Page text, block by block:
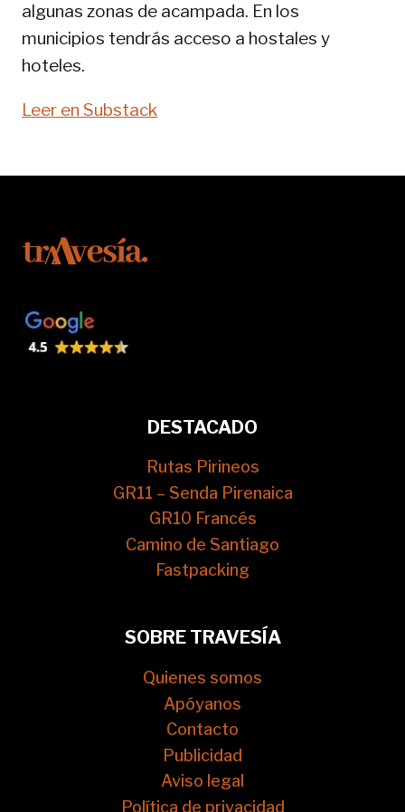
algunas zonas de acampada. En los
municipios tendrás acceso a hostales y
hoteles.
Leer en Substack
DESTACADO
Rutas Pirineos
GR11 – Senda Pirenaica
GR10 Francés
Camino de Santiago
Fastpacking
SOBRE TRAVESÍA
Quienes somos
Apóyanos
Contacto
Publicidad
Aviso legal
Política de privacidad